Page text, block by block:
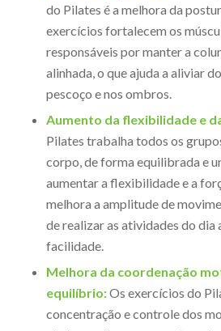
do Pilates é a melhora da
exercícios fortalecem os
responsáveis por manter a
alinhada, o que ajuda a aliviar
pescoço e nos ombros.
Aumento da flexibilidade e
Pilates trabalha todos os
corpo, de forma equilibrada e
aumentar a flexibilidade e a
melhora a amplitude de
de realizar as atividades do dia
facilidade.
Melhora da coordenação
equilíbrio:Os exercícios do
concentração e controle dos